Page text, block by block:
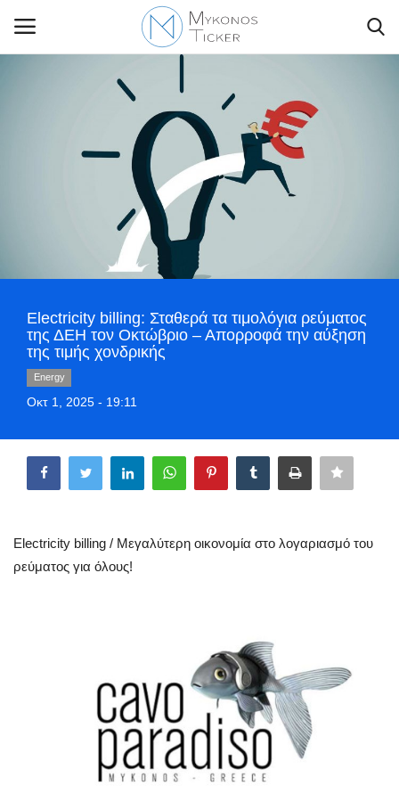
Travel
World
Style Adorés
Entertainment
Mykonos
Sustainability
Electricity billing: Σταθερά τα τιμολόγια ρεύματος
της ΔΕΗ τον Οκτώβριο – Απορροφά την αύξηση
της τιμής χονδρικής
Energy
Οκτ 1, 2025 - 19:11
Electricity billing / Μεγαλύτερη οικονομία στο λογαριασμό του
ρεύματος για όλους!